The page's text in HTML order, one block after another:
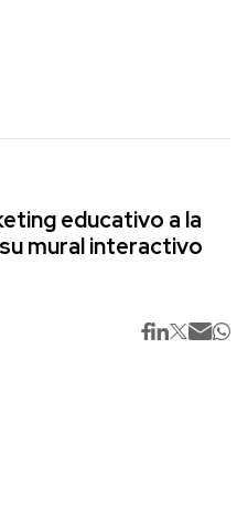
educativo a la
mural interactivo